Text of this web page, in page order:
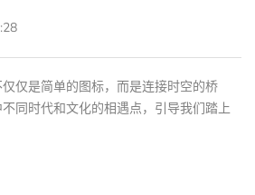
仅是简单的图标，而是连接时空的桥
同时代和文化的相遇点，引导我们踏上